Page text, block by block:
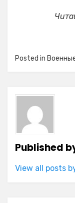
Posted in
Published
View all posts